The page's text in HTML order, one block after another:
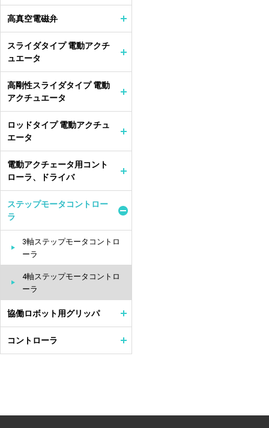
高真空電磁弁
スライダタイプ 電動アクチ
ュエータ
高剛性スライダタイプ 電動
アクチュエータ
ロッドタイプ 電動アクチュ
エータ
電動アクチェータ用コント
ローラ、ドライバ
ステップモータコントロー
ラ
3軸ステップモータコントロ
ーラ
4軸ステップモータコントロ
ーラ
協働ロボット用グリッパ
コントローラ